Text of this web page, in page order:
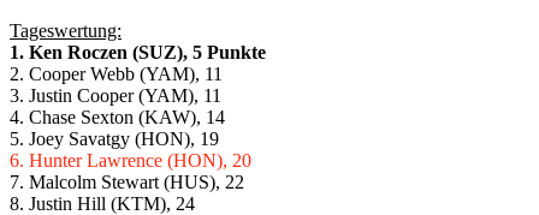
Tageswertung:
1. Ken Roczen (SUZ), 5 Punkte
2. Cooper Webb (YAM), 11
3. Justin Cooper (YAM), 11
4. Chase Sexton (KAW), 14
5. Joey Savatgy (HON), 19
6. Hunter Lawrence (HON), 20
7. Malcolm Stewart (HUS), 22
8. Justin Hill (KTM), 24